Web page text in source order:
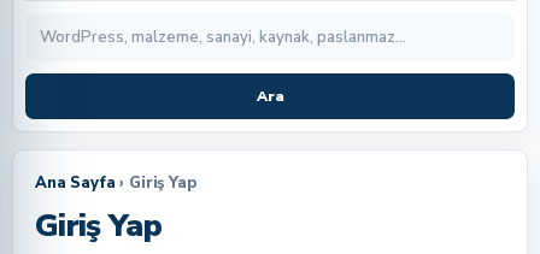
Ara
Ana Sayfa › Giriş Yap
Giriş Yap